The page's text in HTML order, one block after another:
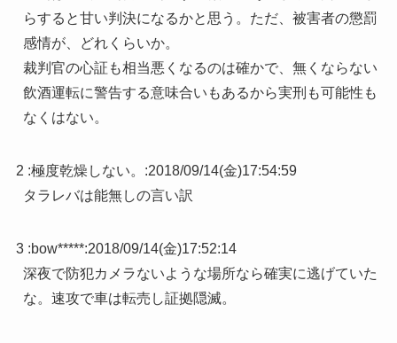
らすると甘い判決になるかと思う。ただ、被害者の懲罰
感情が、どれくらいか。
裁判官の心証も相当悪くなるのは確かで、無くならない
飲酒運転に警告する意味合いもあるから実刑も可能性も
なくはない。
2 :極度乾燥しない。 :2018/09/14(金)17:54:59
タラレバは能無しの言い訳
3 :bow*****:2018/09/14(金)17:52:14
深夜で防犯カメラないような場所なら確実に逃げていた
な。速攻で車は転売し証拠隠滅。